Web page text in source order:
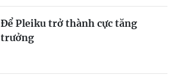
Để Pleiku trở thành cực tăng
trưởng